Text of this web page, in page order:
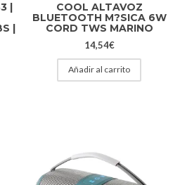
|
|
COOL ALTAVOZ
BLUETOOTH M?SICA 6W
CORD TWS MARINO
14,54€
Añadir al carrito